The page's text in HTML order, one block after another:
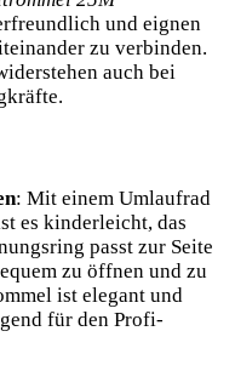
und eignen
zu verbinden.
auch bei
: Mit einem Umlaufrad
es kinderleicht, das
passt zur Seite
zu öffnen und zu
ist elegant und
für den Profi-